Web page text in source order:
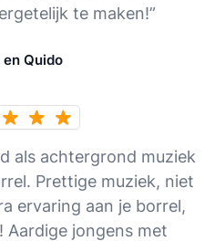
te maken!”
en Quido
als achtergrond muziek
Prettige muziek, niet
ervaring aan je borrel,
Aardige jongens met